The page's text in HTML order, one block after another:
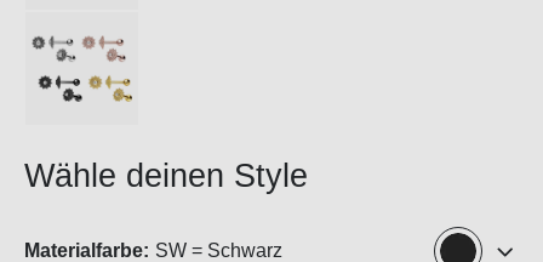
Wähle deinen Style
Materialfarbe: SW = Schwarz